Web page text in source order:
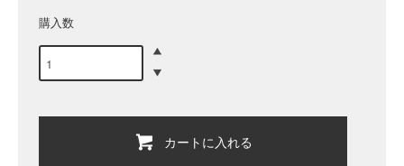
購入数
カートに入れる